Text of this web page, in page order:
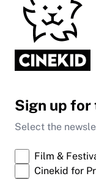
Sign up
Select the
Film &
Cinekid for